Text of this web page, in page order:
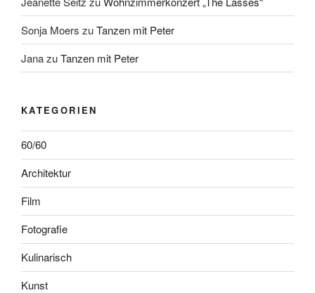
Sonja Moers zuTanzen mit Peter
JanazuTanzen mit Peter
KATEGORIEN
60/60
Architektur
Film
Fotografie
Kulinarisch
Kunst